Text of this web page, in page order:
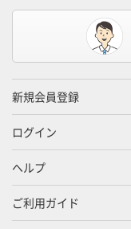
新規会員登録
ログイン
ヘルプ
ご利用ガイド